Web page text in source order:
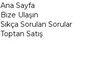
Ana Sayfa
Bize Ulaşın
Sıkça Sorulan Sorular
Toptan Satış